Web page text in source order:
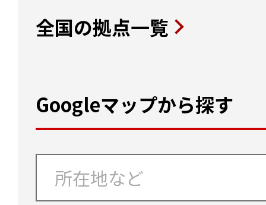
全国の拠点一覧
Googleマップから探す